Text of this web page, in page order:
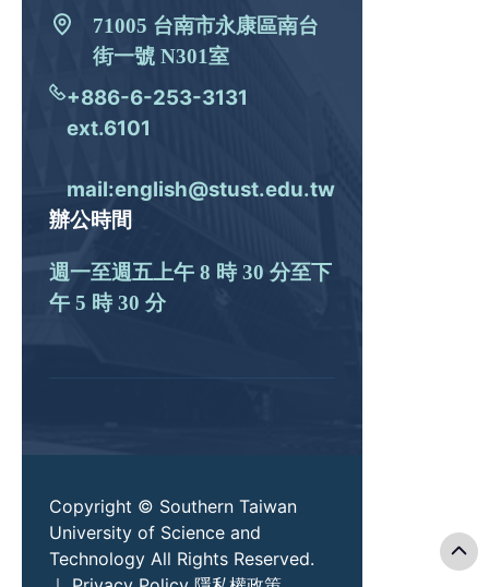
71005 台南市永康區南台
街一號 N301室
+886-6-253-3131
ext.6101
mail:english@stust.edu.tw
辦公時間
週一至週五上午 8 時 30 分至下
午 5 時 30 分
Copyright © Southern Taiwan
University of Science and
Technology All Rights Reserved.